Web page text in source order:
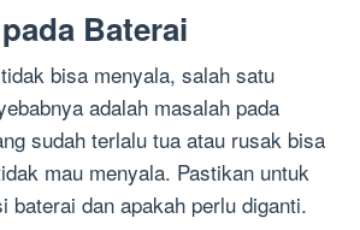
Baterai
bisa menyala, salah satu
adalah masalah pada
sudah terlalu tua atau rusak bisa
mau menyala. Pastikan untuk
baterai dan apakah perlu diganti.